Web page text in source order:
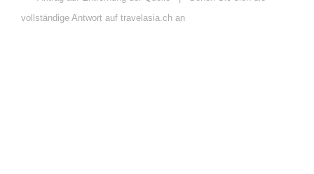
vollständige Antwort auf travelasia.ch an